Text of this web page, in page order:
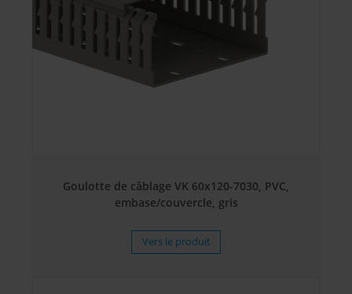
Goulotte de câblage VK 60x120-7030, PVC,
embase/couvercle, gris
Vers le produit